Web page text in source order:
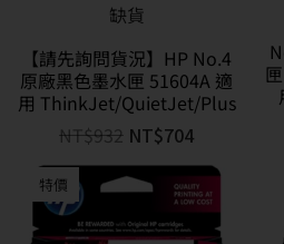
缺貨
【請先詢問貨況】HP No.4
原廠黑色墨水匣 51604A 適
用 ThinkJet/QuietJet/Plus
NT$932 NT$704
特價